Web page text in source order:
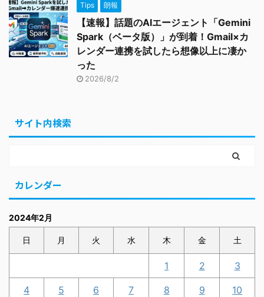
Tips 朗報
【速報】話題のAIエージェント「Gemini
Spark（ベータ版）」が到着！Gmail×カ
レンダー連携を試したら想像以上に凄か
った
2026/8/2
サイト内検索
カレンダー
2024年2月
日 月 火 水 木 金 土
1 2 3
4 5 6 7 8 9 10